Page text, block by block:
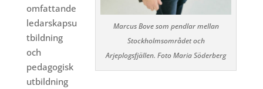
Marcus Bove som pendlar mellan
Stockholmsområdet och
Arjeplogsfjällen. Foto Maria Söderberg
omfattande
ledarskapsu
tbildning
och
pedagogisk
utbildning